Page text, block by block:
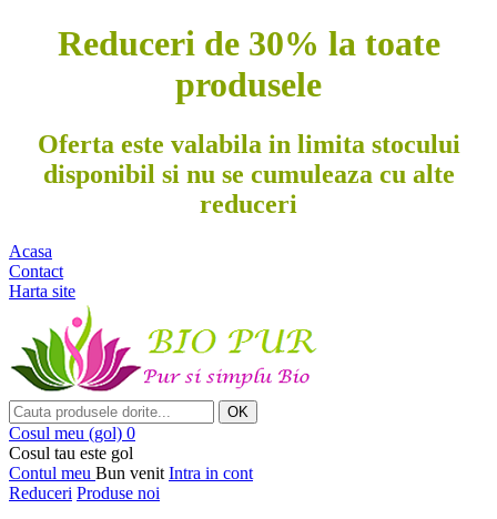
Reduceri de 30% la toate
produsele
Oferta este valabila in limita stocului
disponibil si nu se cumuleaza cu alte
reduceri
Acasa
Contact
Harta site
OK
Cosul meu (gol) 0
Cosul tau este gol
Contul meu Bun venit Intra in cont
Reduceri Produse noi